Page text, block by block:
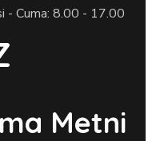
- Cuma: 8.00 - 17.00
Metni